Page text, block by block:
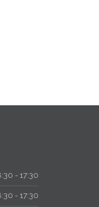
- 17:30
- 17:30